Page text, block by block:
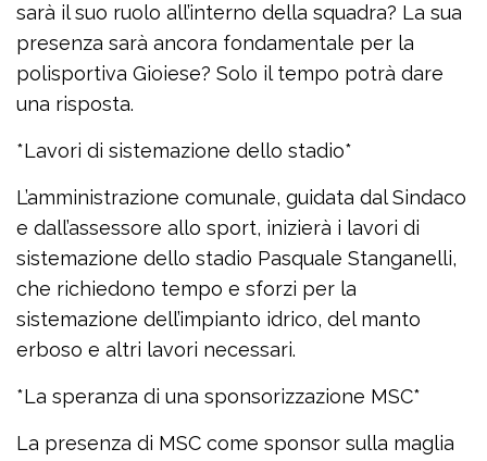
sarà il suo ruolo all’interno della squadra? La sua
presenza sarà ancora fondamentale per la
polisportiva Gioiese? Solo il tempo potrà dare
una risposta.
*Lavori di sistemazione dello stadio*
L’amministrazione comunale, guidata dal Sindaco
e dall’assessore allo sport, inizierà i lavori di
sistemazione dello stadio Pasquale Stanganelli,
che richiedono tempo e sforzi per la
sistemazione dell’impianto idrico, del manto
erboso e altri lavori necessari.
*La speranza di una sponsorizzazione MSC*
La presenza di MSC come sponsor sulla maglia